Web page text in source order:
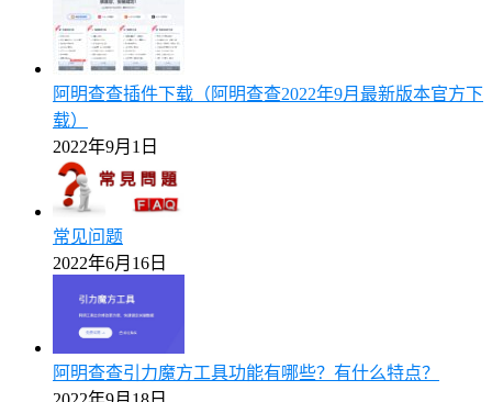
阿明查查插件下载（阿明查查2022年9月最新版本官方下
载）
2022年9月1日
常见问题
2022年6月16日
阿明查查引力魔方工具功能有哪些？有什么特点？